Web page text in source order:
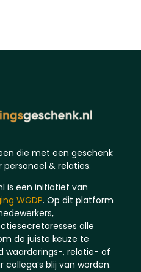
die met een geschenk
& relaties.
is een initiatief van
WGDP. Op dit platform
alle
de juiste keuze te
waarderings-, relatie- of
blij van worden.